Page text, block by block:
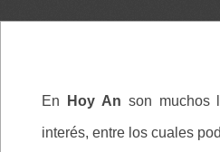
En Hoy An son muchos
interés, entre los cuales